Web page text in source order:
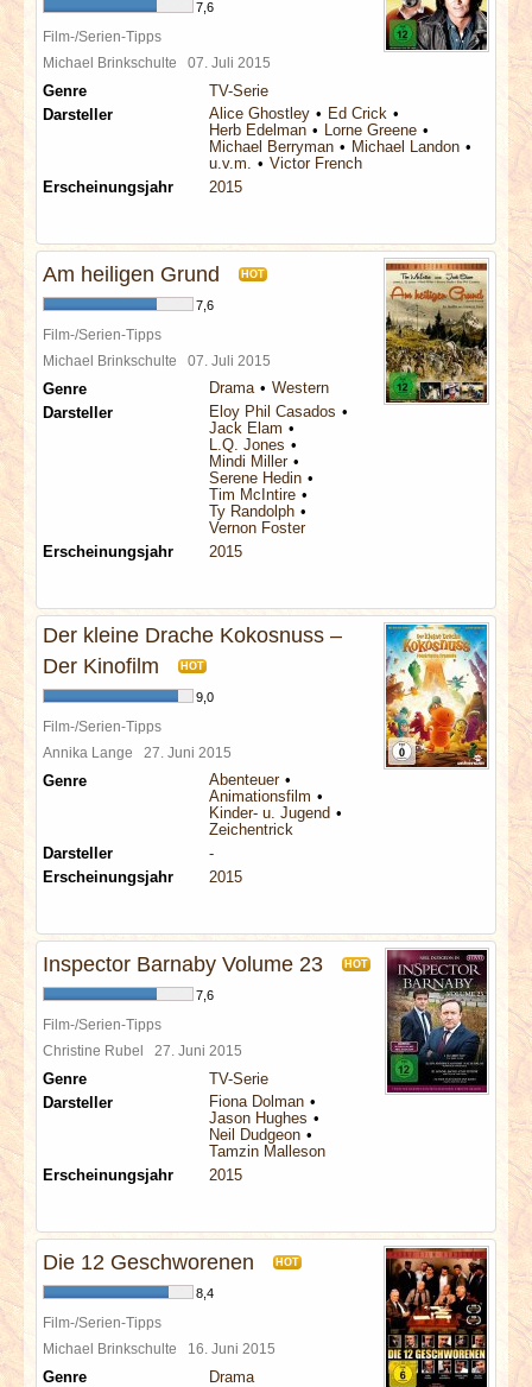
7,6
Film-/Serien-Tipps
Michael Brinkschulte 07. Juli 2015
Genre
TV-Serie
Darsteller
Alice Ghostley
Ed Crick
Herb Edelman
Lorne Greene
Michael Berryman
Michael Landon
u.v.m.
Victor French
Erscheinungsjahr
2015
Am heiligen Grund HOT
7,6
Film-/Serien-Tipps
Michael Brinkschulte 07. Juli 2015
Genre Drama
Western
Darsteller
Eloy Phil Casados
Jack Elam
L.Q. Jones
Mindi Miller
Serene Hedin
Tim McIntire
Ty Randolph
Vernon Foster
Erscheinungsjahr
2015
Der kleine Drache Kokosnuss –
Der Kinofilm
HOT
9,0
Film-/Serien-Tipps
Annika Lange 27. Juni 2015
Genre
Abenteuer
Animationsfilm
Kinder- u. Jugend
Zeichentrick
Darsteller
-
Erscheinungsjahr
2015
Inspector Barnaby Volume 23 HOT
7,6
Film-/Serien-Tipps
Christine Rubel 27. Juni 2015
Genre
TV-Serie
Darsteller
Fiona Dolman
Jason Hughes
Neil Dudgeon
Tamzin Malleson
Erscheinungsjahr
2015
Die 12 Geschworenen HOT
8,4
Film-/Serien-Tipps
Michael Brinkschulte 16. Juni 2015
Genre
Drama